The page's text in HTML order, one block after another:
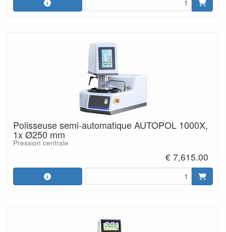
Polisseuse semi-automatique AUTOPOL 1000X,
1x Ø250 mm
Pression centrale
€ 7,615.00